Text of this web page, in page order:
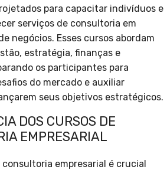
para capacitar indivíduos e
serviços de consultoria em
negócios. Esses cursos abordam
estratégia, finanças e
os participantes para
do mercado e auxiliar
seus objetivos estratégicos.
DOS CURSOS DE
EMPRESARIAL
empresarial é crucial